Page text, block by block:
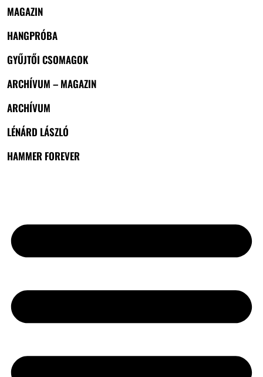
MAGAZIN
HANGPRÓBA
GYŰJTŐI CSOMAGOK
ARCHÍVUM – MAGAZIN
ARCHÍVUM
LÉNÁRD LÁSZLÓ
HAMMER FOREVER